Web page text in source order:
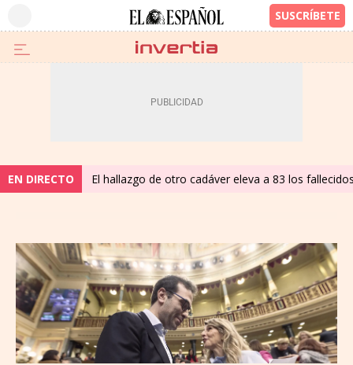
EN DIRECTO El hallazgo de otro cadáver eleva a 83 los